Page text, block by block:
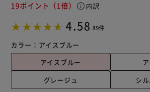
19ポイント （1倍） info 内訳
4.58 89件
カラー： アイスブルー
アイスブルー
グレージュ
シ
カートに入れる